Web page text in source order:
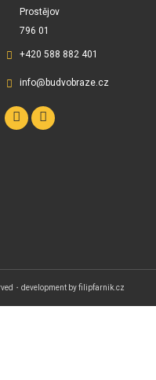
Prostějov
796 01
+420 588 882 401
info@budvobraze.cz
・development byfilipfarnik.cz